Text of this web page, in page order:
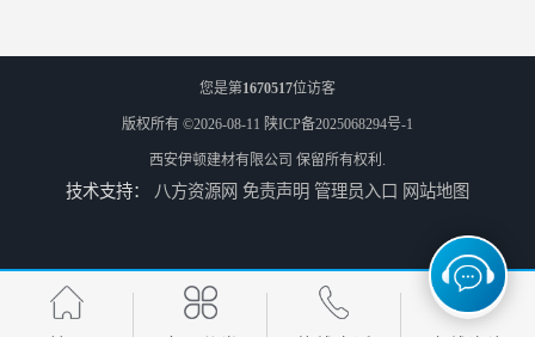
伊顿C60灌浆料 设备基础安装 梁柱改造加固二次灌浆料
您是第1670517位访客
版权所有 ©2026-08-11 陕ICP备2025068294号-1
西安伊顿建材有限公司 保留所有权利.
技术支持： 八方资源网 免责声明 管理员入口 网站地图